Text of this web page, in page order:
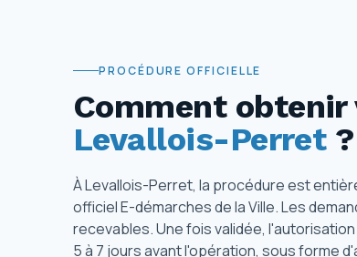
PROCÉDURE OFFICIELLE
Comment
Levallois-Perret?
À Levallois-Perret, la procédure est
officiel E-démarches de la Ville. Les
recevables. Une fois validée,
5 à 7 jours avant l'opération, sous forme